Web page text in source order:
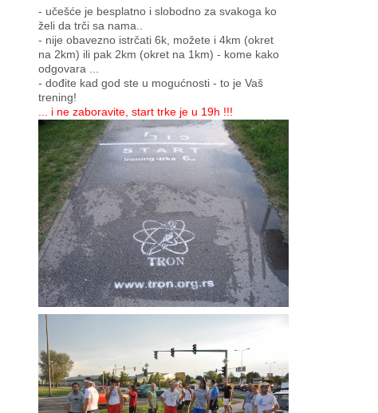
- učešće je besplatno i slobodno za svakoga ko
želi da trči sa nama..
- nije obavezno istrčati 6k, možete i 4km (okret
na 2km) ili pak 2km (okret na 1km) - kome kako
odgovara ...
- dođite kad god ste u mogućnosti - to je Vaš
trening!
... i ne zaboravite, start trke je u 19h !!!